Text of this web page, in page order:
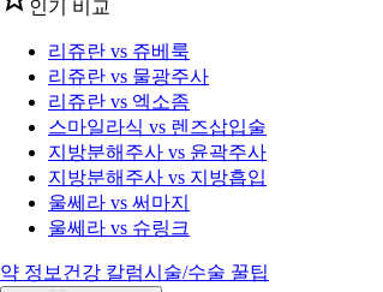
인기 비교
리쥬란 vs 쥬베룩
리쥬란 vs 물광주사
리쥬란 vs 엑소좀
스마일라식 vs 렌즈삽입술
지방분해주사 vs 윤곽주사
지방분해주사 vs 지방흡입
울쎄라 vs 써마지
울쎄라 vs 슈링크
약 정보 건강 칼럼시술/수술 꿀팁